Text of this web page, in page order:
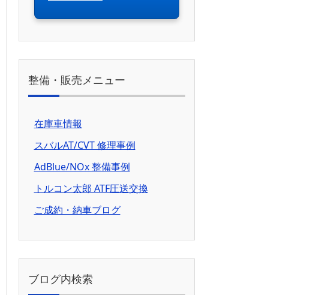
整備・販売メニュー
在庫車情報
スバルAT/CVT 修理事例
AdBlue/NOx 整備事例
トルコン太郎 ATF圧送交換
ご成約・納車ブログ
ブログ内検索